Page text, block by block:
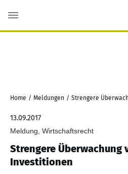
Home / Meldungen /
13.09.2017
Meldung, Wirtschaftsrecht
Strengere Überwachung
Investitionen